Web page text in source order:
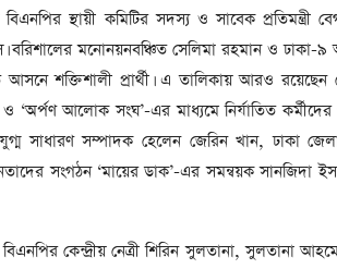
স্থায়ী কমিটির সদস্য ও সাবেক প্রতিমন্ত্রী
মনোনয়নবঞ্চিত সেলিমা রহমান ও ঢাকা-
শক্তিশালী প্রার্থী। এ তালিকায় আরও রয়েছেন
‘অর্পণ আলোক সংঘ’-এর মাধ্যমে নির্যাতিত কর্মীদের
সাধারণ সম্পাদক হেলেন জেরিন খান, ঢাকা
সংগঠন ‘মায়ের ডাক’-এর সমন্বয়ক সানজিদা
কেন্দ্রীয় নেত্রী শিরিন সুলতানা, সুলতানা
পর্যটন